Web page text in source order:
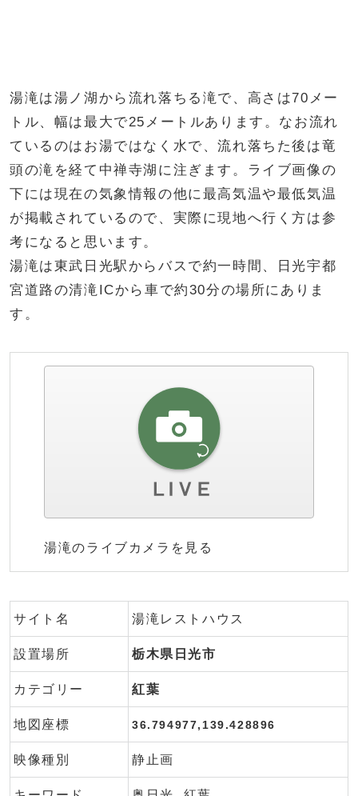
湯滝は湯ノ湖から流れ落ちる滝で、高さは70メー
トル、幅は最大で25メートルあります。なお流れ
ているのはお湯ではなく水で、流れ落ちた後は竜
頭の滝を経て中禅寺湖に注ぎます。ライブ画像の
下には現在の気象情報の他に最高気温や最低気温
が掲載されているので、実際に現地へ行く方は参
考になると思います。
湯滝は東武日光駅からバスで約一時間、日光宇都
宮道路の清滝ICから車で約30分の場所にありま
す。
湯滝のライブカメラを見る
サイト名 湯滝レストハウス
設置場所 栃木県日光市
カテゴリー 紅葉
地図座標 36.794977,139.428896
映像種別 静止画